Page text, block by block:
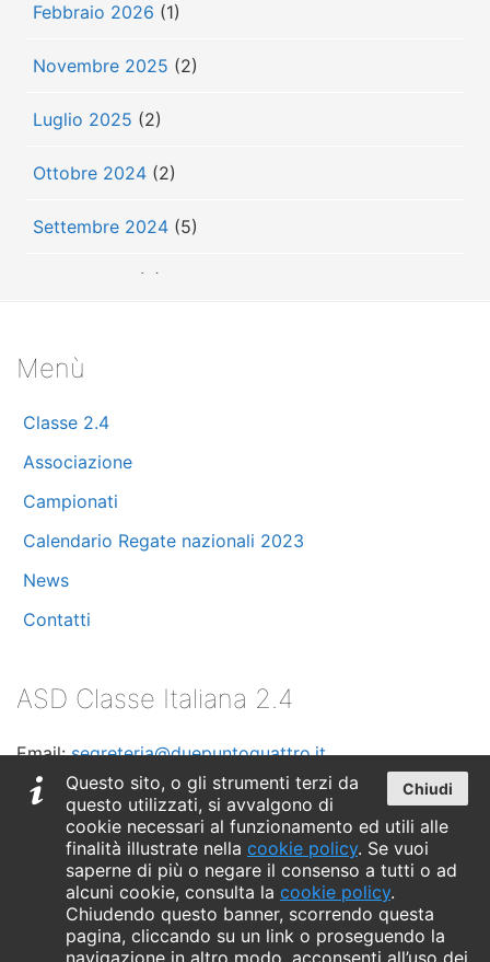
Chiudi
Questo sito, o gli strumenti terzi da
questo utilizzati, si avvalgono di
cookie necessari al funzionamento ed utili alle
finalità illustrate nella cookie policy. Se vuoi
saperne di più o negare il consenso a tutti o ad
alcuni cookie, consulta la cookie policy.
Chiudendo questo banner, scorrendo questa
pagina, cliccando su un link o proseguendo la
navigazione in altro modo, acconsenti all’uso dei
Febbraio 2026 (1)
Novembre 2025 (2)
Luglio 2025 (2)
Ottobre 2024 (2)
Settembre 2024 (5)
(3)
Marzo 2024
Febbraio 2024(8)
Ottobre 2023(5)
Luglio 2023(3)
Maggio 2023(3)
Aprile 2023(2)
Menù
Classe 2.4
Associazione
Campionati
Calendario Regate nazionali 2023
News
Contatti
ASD Classe Italiana 2.4
Email:segreteria@duepuntoquattro.it
Telefono:+39 347 0435530
C.F. 90018020090
Copyright © 2026 ASD Classe Italiana 2.4mR - CF 90018020090